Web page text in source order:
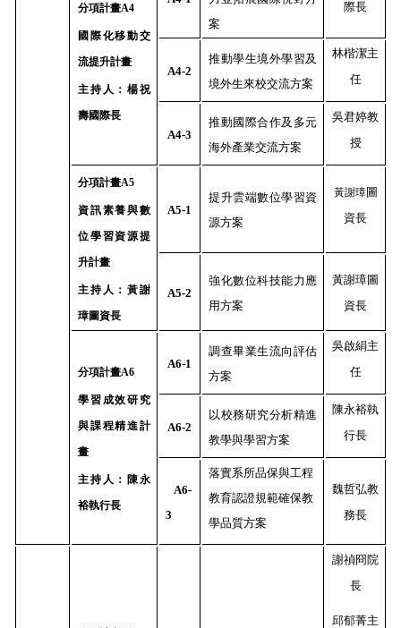
分項計畫A4
國際化移動交
流提升計畫
主持人：楊祝
壽國際長
案
際長
A4-2
推動學生境外學習及
境外生來校交流方案
林楷潔主
任
A4-3
推動國際合作及多元
海外產業交流方案
吳君婷教
授
分項計畫A5
資訊素養與數
位學習資源提
升計畫
主持人：黃謝
璋圖資長
A5-1
提升雲端數位學習資
源方案
黃謝璋圖
資長
A5-2
強化數位科技能力應
用方案
黃謝璋圖
資長
分項計畫A6
學習成效研究
與課程精進計
畫
主持人：陳永
裕執行長
A6-1
調查畢業生流向評估
方案
吳啟絹主
任
A6-2
以校務研究分析精進
教學與學習方案
陳永裕執
行長
A6-
3
落實系所品保與工程
教育認證規範確保教
學品質方案
魏哲弘教
務長
謝禎冏院
長
邱郁菁主